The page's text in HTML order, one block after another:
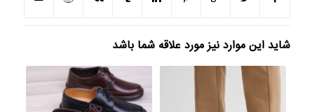
شاید این موارد نیز مورد علاقه شما باشد